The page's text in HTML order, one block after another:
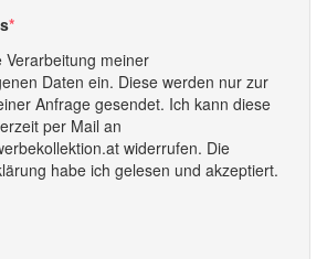
Verarbeitung meiner
Daten ein. Diese werden nur zur
Anfrage gesendet. Ich kann diese
per Mail an
widerrufen. Die
habe ich gelesen und akzeptiert.